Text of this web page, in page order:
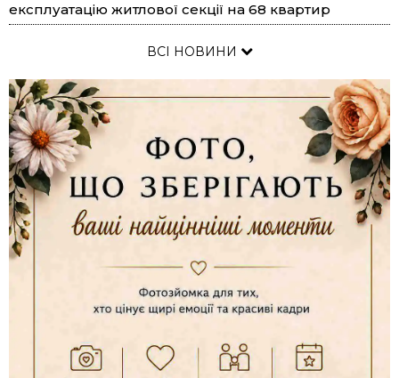
експлуатацію житлової секції на 68 квартир
ВСІ НОВИНИ